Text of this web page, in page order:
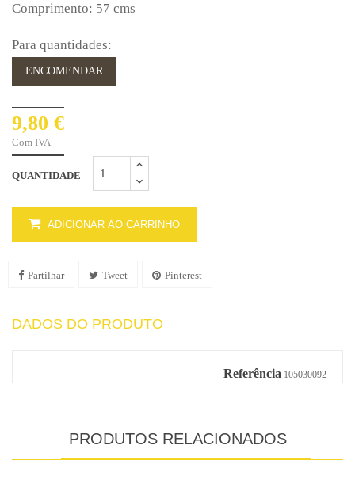
Comprimento: 57 cms
Para quantidades:
ENCOMENDAR
9,80 €
Com IVA
QUANTIDADE
ADICIONAR AO CARRINHO
Partilhar Tweet Pinterest
DADOS DO PRODUTO
Referência 105030092
PRODUTOS RELACIONADOS